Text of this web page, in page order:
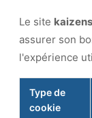
Le site
assurer son
l'expérience
Type de
cookie